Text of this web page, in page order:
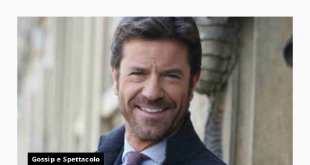
Gossip e Spettacolo